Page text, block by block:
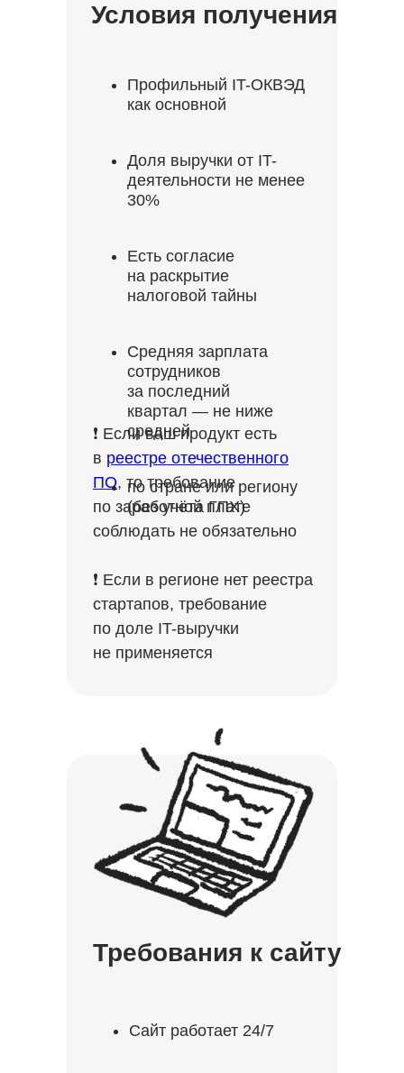
Сайт работает 24/7
Требования к сайту
❗ Если ваш продукт есть
в реестре отечественного
ПО, то требование
по заработной плате
соблюдать не обязательно
❗ Если в регионе нет реестра
стартапов, требование
по доле IT-выручки
не применяется
Профильный IT-ОКВЭД
как основной
Доля выручки от IT-
деятельности не менее
30%
Есть согласие
на раскрытие
налоговой тайны
Средняя зарплата
сотрудников
за последний
квартал — не ниже
средней
по стране или региону
(без учёта ГПХ)
Условия получения